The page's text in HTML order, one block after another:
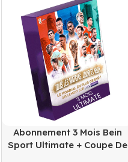
Abonnement 3 Mois Bein
Sport Ultimate + Coupe De